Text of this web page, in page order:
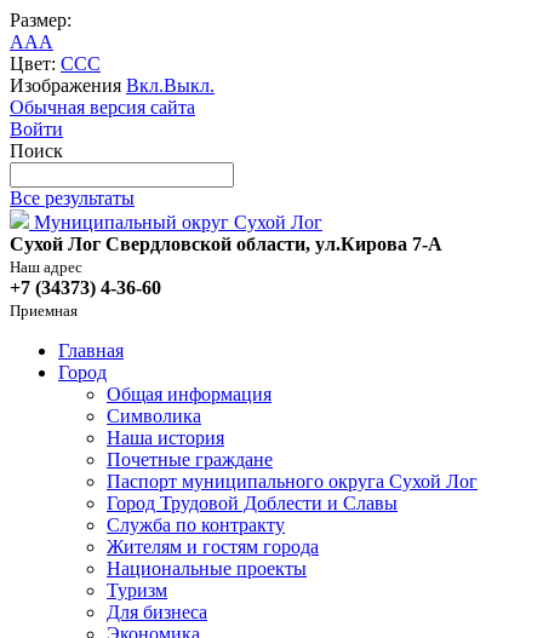
Размер:
AAA
Цвет: CCC
Изображения Вкл.Выкл.
Обычная версия сайта
Войти
Поиск
Все результаты
Муниципальный округ Сухой Лог
Сухой Лог Свердловской области, ул.Кирова 7-А
Наш адрес
+7 (34373) 4-36-60
Приемная
Главная
Город
Общая информация
Символика
Наша история
Почетные граждане
Паспорт муниципального округа Сухой Лог
Город Трудовой Доблести и Славы
Служба по контракту
Жителям и гостям города
Национальные проекты
Туризм
Для бизнеса
Экономика